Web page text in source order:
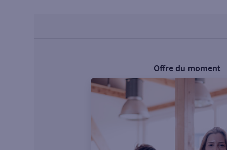
Offre du moment